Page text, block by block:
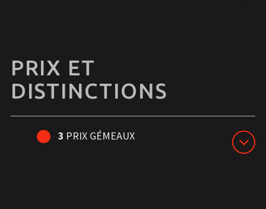
PRIX ET
DISTINCTIONS
3 PRIX GÉMEAUX